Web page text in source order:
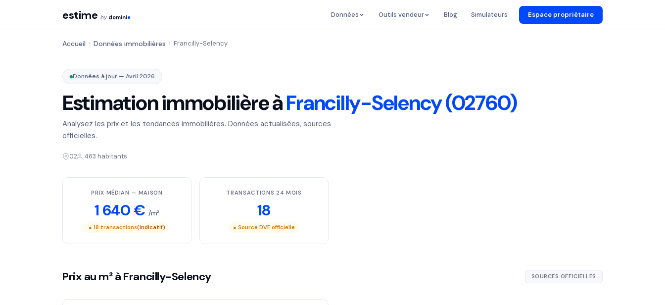
estime by domini Données Outils vendeur Blog Simulateurs Espace propriétaire
Accueil › Données immobilières › Francilly-Selency
Données à jour — Avril 2026
Estimation immobilière àFrancilly-Selency (02760)
Analysez les prix et les tendances immobilières. Données actualisées, sources
officielles.
02 463 habitants
PRIX MÉDIAN — MAISON
1 640 € /m²
● 18 transactions(indicatif)
TRANSACTIONS 24 MOIS
18
● Source DVF officielle
Prix au m² à Francilly-Selency SOURCES OFFICIELLES